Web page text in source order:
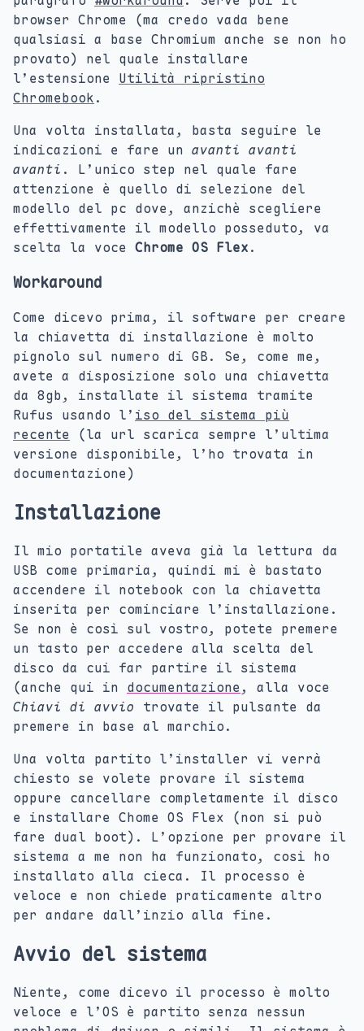
browser Chrome (ma credo vada bene
qualsiasi a base Chromium anche se non ho
provato) nel quale installare
l’estensione Utilità ripristino
Chromebook.
Una volta installata, basta seguire le
indicazioni e fare un avanti avanti
avanti . L’unico step nel quale fare
attenzione è quello di selezione del
modello del pc dove, anzichè scegliere
effettivamente il modello posseduto, va
scelta la voce Chrome OS Flex.
Workaround
Come dicevo prima, il software per creare
la chiavetta di installazione è molto
pignolo sul numero di GB. Se, come me,
avete a disposizione solo una chiavetta
da 8gb, installate il sistema tramite
Rufus usando l’ iso del sistema più
recente (la url scarica sempre l’ultima
versione disponibile, l’ho trovata in
documentazione)
Installazione
Il mio portatile aveva già la lettura da
USB come primaria, quindi mi è bastato
accendere il notebook con la chiavetta
inserita per cominciare l’installazione.
Se non è così sul vostro, potete premere
un tasto per accedere alla scelta del
disco da cui far partire il sistema
(anche qui in documentazione , alla voce
Chiavi di avvio trovate il pulsante da
premere in base al marchio.
Una volta partito l’installer vi verrà
chiesto se volete provare il sistema
oppure cancellare completamente il disco
e installare Chome OS Flex (non si può
fare dual boot). L’opzione per provare il
sistema a me non ha funzionato, così ho
installato alla cieca. Il processo è
veloce e non chiede praticamente altro
per andare dall’inzio alla fine.
Avvio del sistema
Niente, come dicevo il processo è molto
veloce e l’OS è partito senza nessun